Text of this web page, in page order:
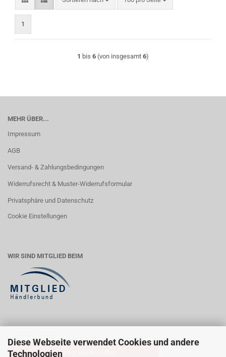
Diese Webseite verwendet Cookies und andere
Technologien
1
1 bis 6 (von insgesamt 6)
MEHR ÜBER...
Impressum
AGB
Versand- & Zahlungsbedingungen
Widerrufsrecht & Muster-Widerrufsformular
Privatsphäre und Datenschutz
Cookie Einstellungen
WIR SIND MITGLIED BEIM
Vertrag widerrufen